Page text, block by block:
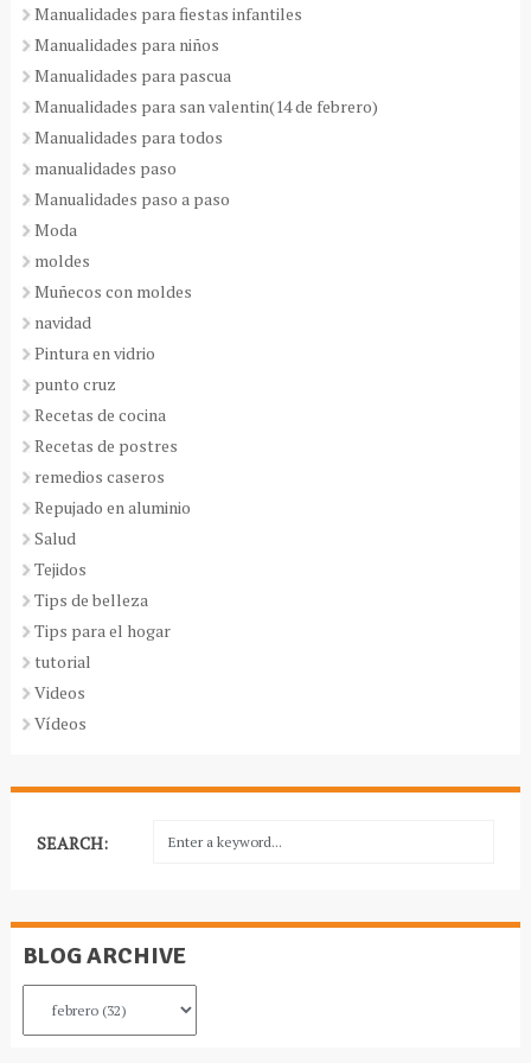
Manualidades para fiestas infantiles
Manualidades para niños
Manualidades para pascua
Manualidades para san valentin(14 de febrero)
Manualidades para todos
manualidades paso
Manualidades paso a paso
Moda
moldes
Muñecos con moldes
navidad
Pintura en vidrio
punto cruz
Recetas de cocina
Recetas de postres
remedios caseros
Repujado en aluminio
Salud
Tejidos
Tips de belleza
Tips para el hogar
tutorial
Videos
Vídeos
SEARCH:
BLOG ARCHIVE